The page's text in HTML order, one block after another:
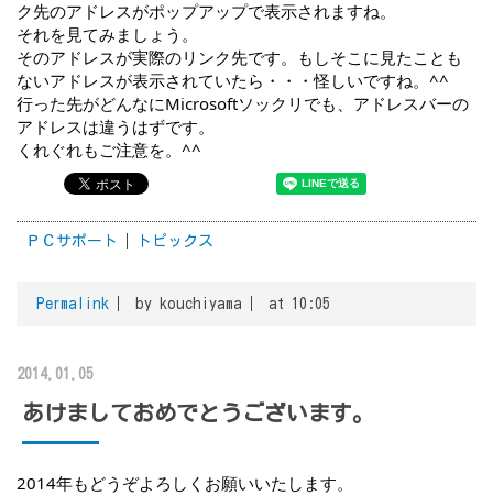
ク先のアドレスがポップアップで表示されますね。
それを見てみましょう。
そのアドレスが実際のリンク先です。もしそこに見たことも
ないアドレスが表示されていたら・・・怪しいですね。^^
行った先がどんなにMicrosoftソックリでも、アドレスバーの
アドレスは違うはずです。
くれぐれもご注意を。^^
ＰＣサポート トピックス
Permalink by kouchiyama at 10:05
2014.01.05
あけましておめでとうございます。
2014年もどうぞよろしくお願いいたします。